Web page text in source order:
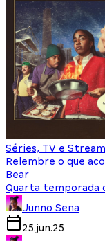
Séries, TV e
Relembre o que
Bear
Quarta temporada
Junno Sena
25.jun.25